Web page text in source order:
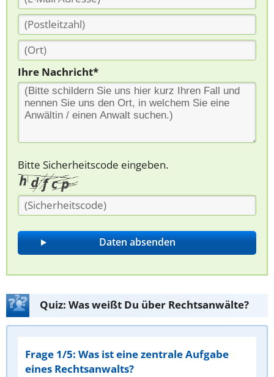
Ihre Nachricht*
Bitte Sicherheitscode eingeben.
Quiz: Was weißt Du über Rechtsanwälte?
Frage 1/5: Was ist eine zentrale Aufgabe
eines Rechtsanwalts?